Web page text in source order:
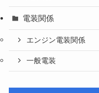
電装関係
エンジン電装関係
一般電装